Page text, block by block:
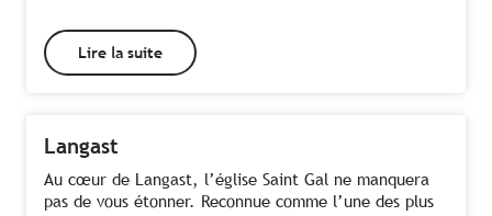
Lire la suite
Langast
Au cœur de Langast, l’église Saint Gal ne manquera
pas de vous étonner. Reconnue comme l’une des plus